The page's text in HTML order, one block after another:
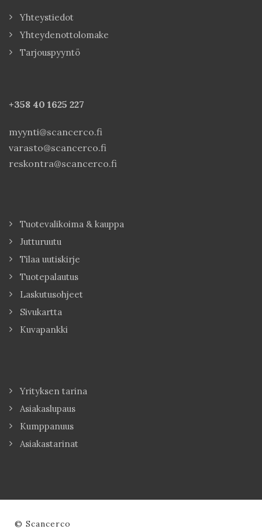
Yhteystiedot
Yhteydenottolomake
Tarjouspyyntö
+358 40 1625 227
myynti@scancerco.fi
varasto@scancerco.fi
reskontra@scancerco.fi
Tuotevalikoima & kauppa
Jutturuutu
Tilaa uutiskirje
Tuotepalautus
Laskutusohjeet
Sivukartta
Kuvapankki
Yrityksen tarina
Asiakaslupaus
Kumppanuus
Asiakastarinat
© Scancerco